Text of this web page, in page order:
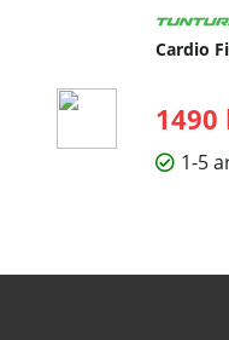
Cardio
1490
1-5